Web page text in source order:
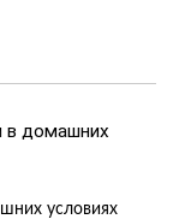
в домашних
условиях